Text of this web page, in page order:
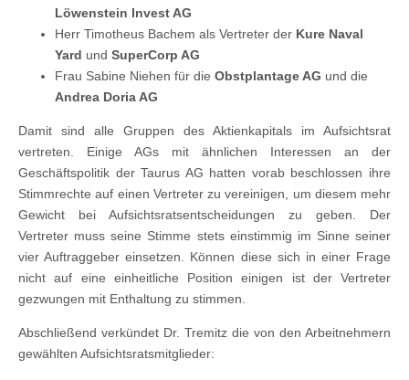
Löwenstein Invest AG
Herr Timotheus Bachem als Vertreter der Kure Naval
Yard und SuperCorp AG
Frau Sabine Niehen für die Obstplantage AG und die
Andrea Doria AG
Damit sind alle Gruppen des Aktienkapitals im Aufsichtsrat
vertreten. Einige AGs mit ähnlichen Interessen an der
Geschäftspolitik der Taurus AG hatten vorab beschlossen ihre
Stimmrechte auf einen Vertreter zu vereinigen, um diesem mehr
Gewicht bei Aufsichtsratsentscheidungen zu geben. Der
Vertreter muss seine Stimme stets einstimmig im Sinne seiner
vier Auftraggeber einsetzen. Können diese sich in einer Frage
nicht auf eine einheitliche Position einigen ist der Vertreter
gezwungen mit Enthaltung zu stimmen.
Abschließend verkündet Dr. Tremitz die von den Arbeitnehmern
gewählten Aufsichtsratsmitglieder: